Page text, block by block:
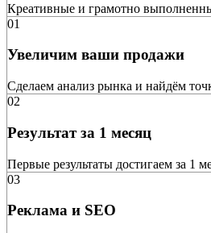
Креативные и грамотно
01
Увеличим ваши продажи
Сделаем анализ рынка и найдём
02
Результат за 1 месяц
Первые результаты достигаем за 1
03
Реклама и SEO